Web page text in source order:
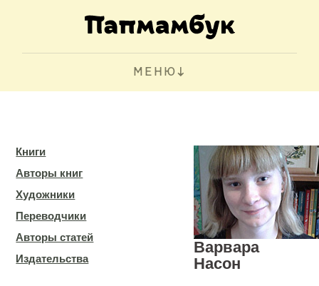
МЕНЮ
Книги
Авторы книг
Художники
Переводчики
Авторы статей
Издательства
Варвара
Насон